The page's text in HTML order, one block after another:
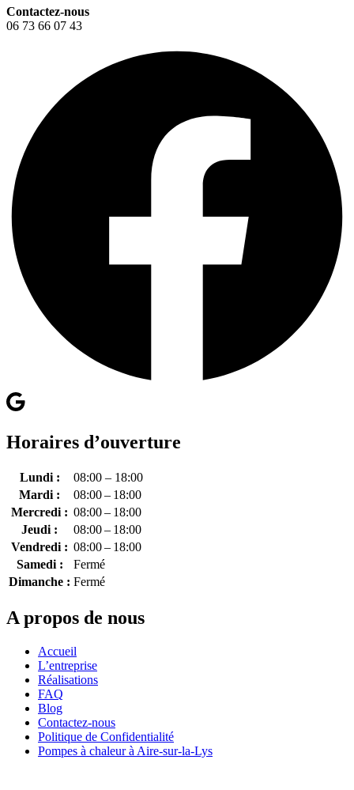
Contactez-nous
06 73 66 07 43
Horaires d’ouverture
Lundi :
08:00 – 18:00
Mardi :
08:00 – 18:00
Mercredi : 08:00 – 18:00
Jeudi :
08:00 – 18:00
Vendredi : 08:00 – 18:00
Samedi :
Fermé
Dimanche : Fermé
A propos de nous
Accueil
L’entreprise
Réalisations
FAQ
Blog
Contactez-nous
Politique de Confidentialité
Pompes à chaleur à Aire-sur-la-Lys